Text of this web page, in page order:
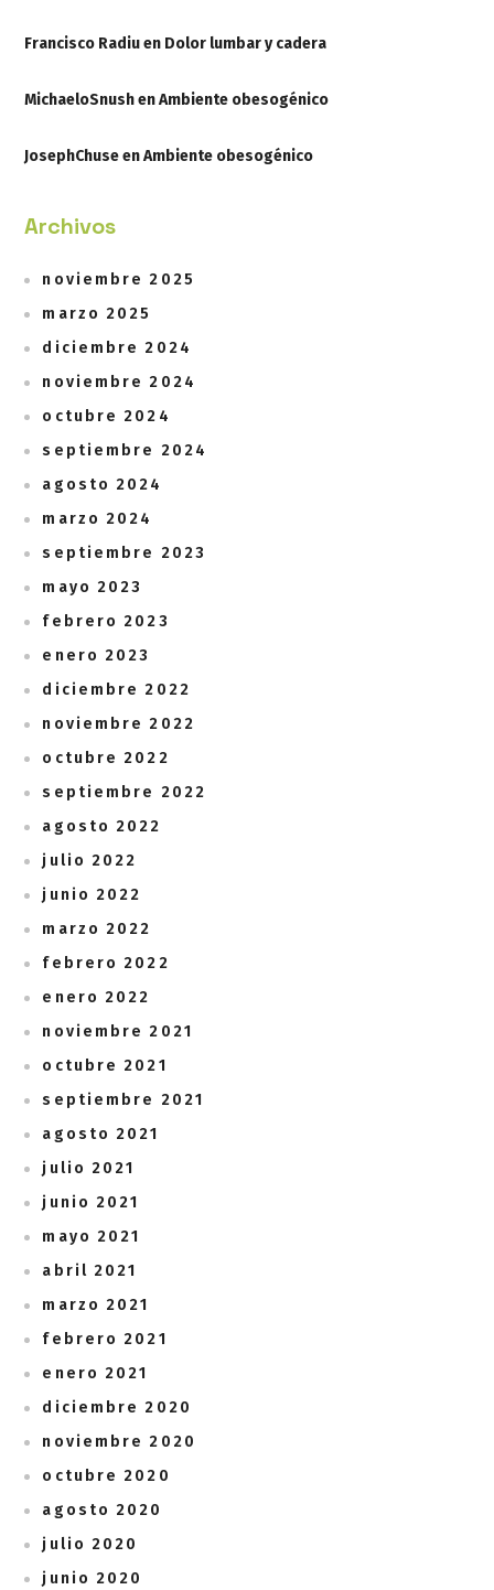
Francisco Radiuen Dolor lumbar y cadera
MichaeloSnushenAmbiente obesogénico
JosephChuseenAmbiente obesogénico
Archivos
noviembre 2025
marzo 2025
diciembre 2024
noviembre 2024
octubre 2024
septiembre 2024
agosto 2024
marzo 2024
septiembre 2023
mayo 2023
febrero 2023
enero 2023
diciembre 2022
noviembre 2022
octubre 2022
septiembre 2022
agosto 2022
julio 2022
junio 2022
marzo 2022
febrero 2022
enero 2022
noviembre 2021
octubre 2021
septiembre 2021
agosto 2021
julio 2021
junio 2021
mayo 2021
abril 2021
marzo 2021
febrero 2021
enero 2021
diciembre 2020
noviembre 2020
octubre 2020
agosto 2020
julio 2020
junio 2020